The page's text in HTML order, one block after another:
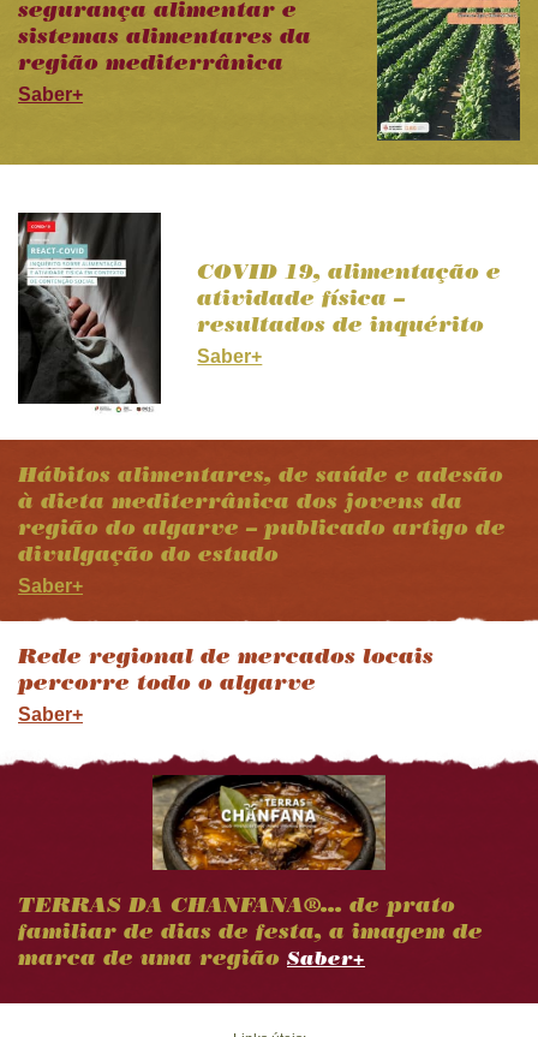
segurança alimentar e
sistemas alimentares da
região mediterrânica
Saber+
COVID 19, alimentação e
atividade física –
resultados de inquérito
Saber+
Hábitos alimentares, de saúde e adesão
à dieta mediterrânica dos jovens da
região do algarve – publicado artigo de
divulgação do estudo
Saber+
Rede regional de mercados locais
percorre todo o algarve
Saber+
TERRAS DA CHANFANA®… de prato
familiar de dias de festa, a imagem de
marca de uma região Saber+